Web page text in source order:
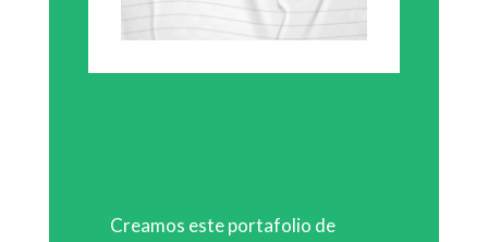
Creamos este portafolio de